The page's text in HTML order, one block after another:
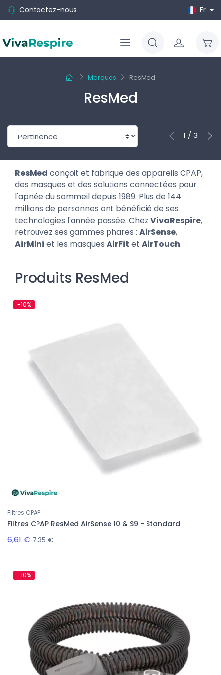
Contactez-nous Fr
Marques ResMed
ResMed
1 / 3
ResMed conçoit et fabrique des appareils CPAP,
des masques et des solutions connectées pour
l'apnée du sommeil depuis 1989. Plus de 144
millions de personnes ont bénéficié de ses
technologies l'année passée. Chez VivaRespire,
retrouvez ses gammes phares : AirSense,
AirMini et les masques AirFit et AirTouch.
Produits ResMed
-10%
Filtres CPAP
Filtres CPAP ResMed AirSense 10 & S9 - Standard
6,61 € 7,35 €
-10%